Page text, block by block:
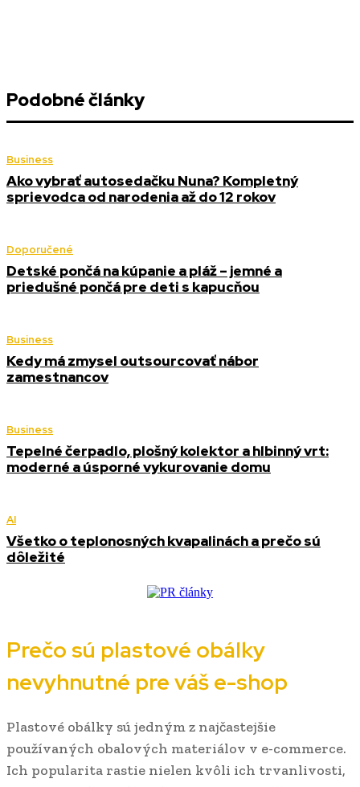
Podobné články
Business
Ako vybrať autosedačku Nuna? Kompletný
sprievodca od narodenia až do 12 rokov
Doporučené
Detské pončá na kúpanie a pláž – jemné a
priedušné pončá pre deti s kapucňou
Business
Kedy má zmysel outsourcovať nábor
zamestnancov
Business
Tepelné čerpadlo, plošný kolektor a hlbinný vrt:
moderné a úsporné vykurovanie domu
AI
Všetko o teplonosných kvapalinách a prečo sú
dôležité
Prečo sú plastové obálky
nevyhnutné pre váš e-shop
Plastové obálky sú jedným z najčastejšie
používaných obalových materiálov v e-commerce.
Ich popularita rastie nielen kvôli ich trvanlivosti,